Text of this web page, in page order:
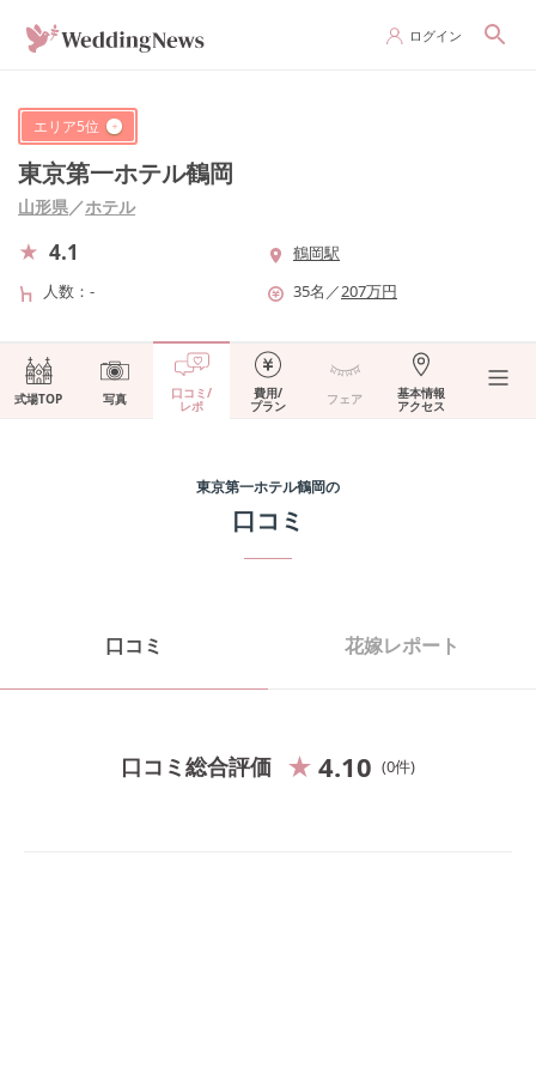
ログイン
エリア5位
東京第一ホテル鶴岡
山形県／ホテル
4.1
鶴岡駅
人数
- 35名 ／207万円
式場TOP 写真 口コミ/
レポ
費用/
プラン フェア 基本情報
アクセス
東京第一ホテル鶴岡の
口コミ
口コミ 花嫁レポート
口コミ総合評価 4.10 0件